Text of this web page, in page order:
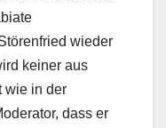
wieder
keiner aus
wie in der
dass er